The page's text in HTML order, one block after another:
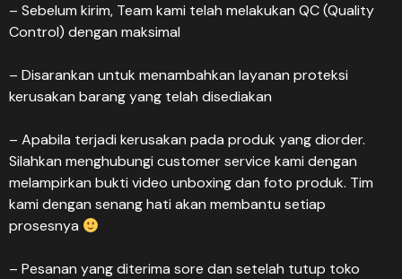
– Sebelum kirim, Team kami telah melakukan QC (Quality
Control) dengan maksimal
– Disarankan untuk menambahkan layanan proteksi
kerusakan barang yang telah disediakan
– Apabila terjadi kerusakan pada produk yang diorder.
Silahkan menghubungi customer service kami dengan
melampirkan bukti video unboxing dan foto produk. Tim
kami dengan senang hati akan membantu setiap
prosesnya
– Pesanan yang diterima sore dan setelah tutup toko